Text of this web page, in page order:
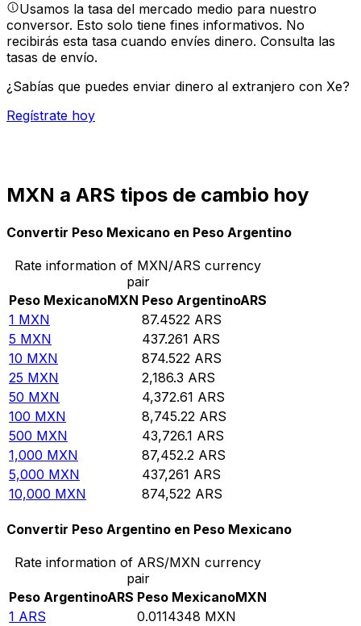
Usamos la tasa del mercado medio para nuestro
conversor. Esto solo tiene fines informativos. No
recibirás esta tasa cuando envíes dinero. Consulta las
tasas de envío.
¿Sabías que puedes enviar dinero al extranjero con Xe?
Regístrate hoy
MXN a ARS tipos de cambio hoy
Convertir Peso Mexicano en Peso Argentino
Rate information of MXN/ARS currency
pair
Peso MexicanoMXN Peso ArgentinoARS
1 MXN 87.4522 ARS
5 MXN 437.261 ARS
10 MXN 874.522 ARS
25 MXN 2,186.3 ARS
50 MXN 4,372.61 ARS
100 MXN 8,745.22 ARS
500 MXN 43,726.1 ARS
1,000 MXN 87,452.2 ARS
5,000 MXN 437,261 ARS
10,000 MXN 874,522 ARS
Convertir Peso Argentino en Peso Mexicano
Rate information of ARS/MXN currency
pair
Peso ArgentinoARS Peso MexicanoMXN
1 ARS 0.0114348 MXN